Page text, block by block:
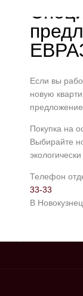
Центральный
г.
График работы:
Понедельник -
Если вы
новую
Покупка на
Выбирайте
Телефон
33-33
В